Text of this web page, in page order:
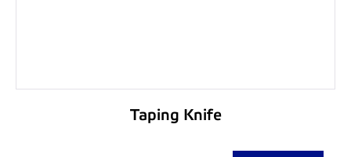
Taping Knife